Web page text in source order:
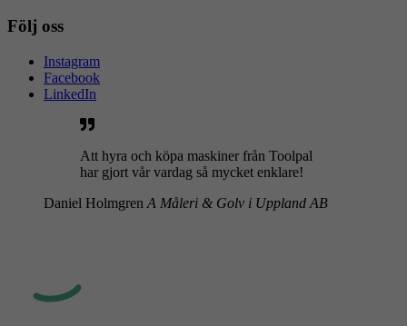
Följ oss
Instagram
Facebook
LinkedIn
Att hyra och köpa maskiner från Toolpal
har gjort vår vardag så mycket enklare!
Daniel Holmgren A Måleri & Golv i Uppland AB